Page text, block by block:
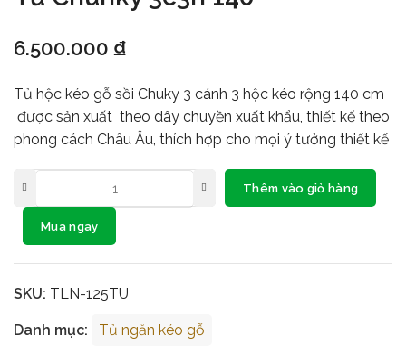
6.500.000 ₫
Tủ hộc kéo gỗ sồi Chuky 3 cánh 3 hộc kéo rộng 140 cm
được sản xuất theo dây chuyền xuất khẩu, thiết kế theo
phong cách Châu Âu, thích hợp cho mọi ý tưởng thiết kế
Thêm vào giỏ hàng
Mua ngay
SKU: TLN-125TU
Danh mục: Tủ ngăn kéo gỗ